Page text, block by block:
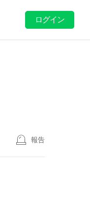
ログイン
報告